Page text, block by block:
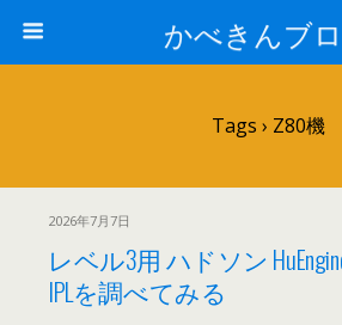
かべきんブ
Tags › Z80機
2026年7月7日
レベル3用 ハドソン
IPLを調べてみる